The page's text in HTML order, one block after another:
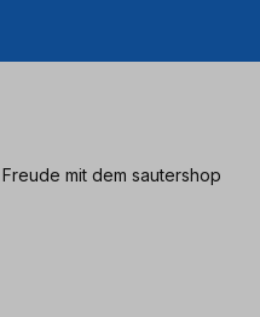
mit dem sautershop